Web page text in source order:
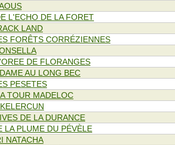
L'ECHO DE LA FORET
LAND
FORÊTS CORRÉZIENNES
DE FLORANGES
AU LONG BEC
PESETES
TOUR MADELOC
DE LA DURANCE
LA PLUME DU PÉVÈLE
NATACHA